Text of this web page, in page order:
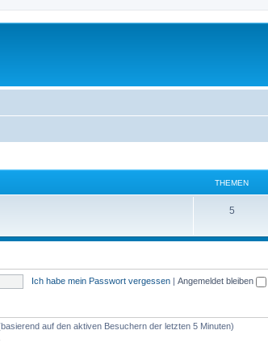
THEMEN
5T
m
n
Ich habe mein Passwort vergessen | Angemeldet bleiben
auf den aktiven Besuchern der letzten 5 Minuten)